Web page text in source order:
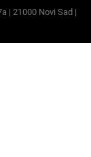
| 21000 Novi Sad |